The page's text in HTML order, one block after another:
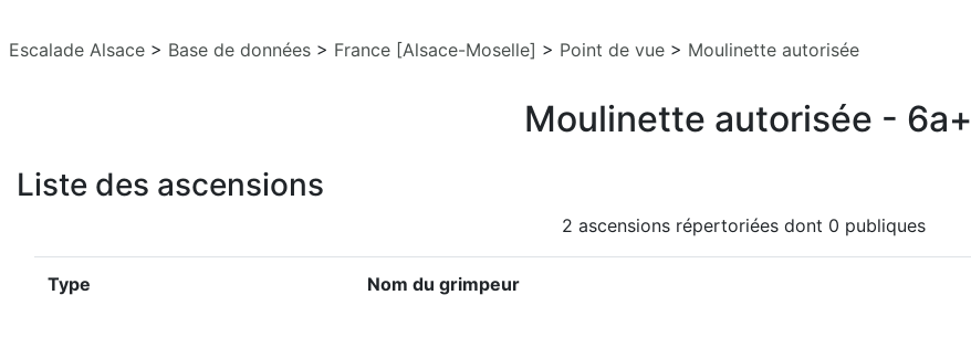
Escalade Alsace > Base de données > France [Alsace-Moselle] > Point de vue > Moulinette autorisée
Moulinette autorisée - 6a+
Liste des ascensions
2 ascensions répertoriées dont 0 publiques
Type Nom du grimpeur